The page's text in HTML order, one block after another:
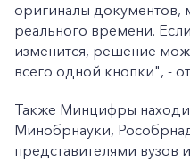
оригиналы
реального времени.
изменится, решение
всего одной кнопки", -
Также Минцифры
Минобрнауки,
представителями вузов